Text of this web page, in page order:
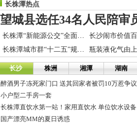
长株潭热点
长株潭“新能源公交”全面上路
长株潭城市群“十二五”规划发布 2015年GDP将达2万亿
长沙 株洲 湘潭 湖南
醉酒男子冻死家门口 送其回家者被罚10万惹争议
小户型二手房一套
国产漂亮MM的夏日诱惑